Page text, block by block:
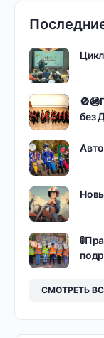
без
СМОТРЕТЬ